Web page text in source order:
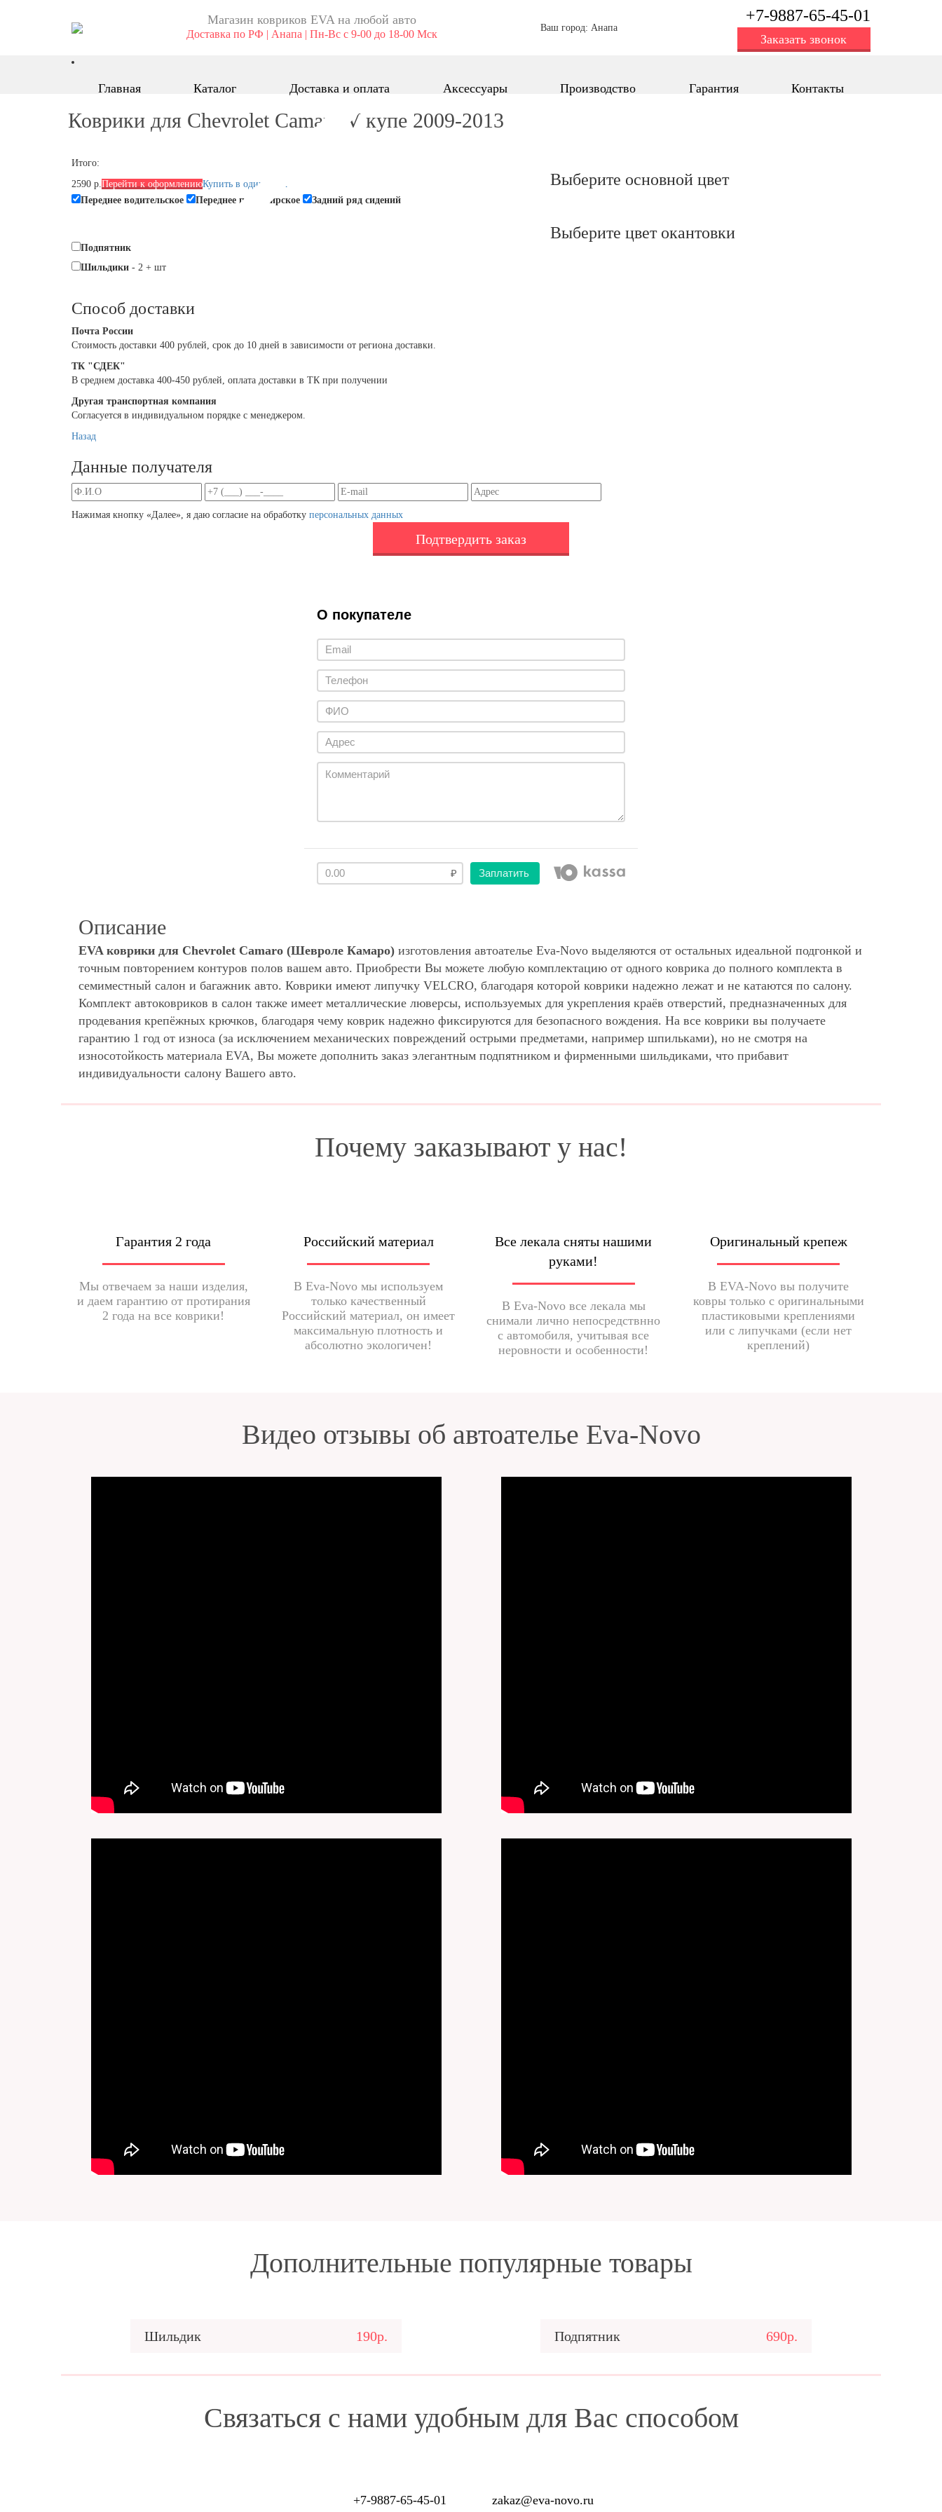
Магазин ковриков EVA ​на любой авто
Доставка по РФ | Анапа | Пн-Вс с 9-00 до 18-00 Мск
Ваш город: Анапа
+7-9887-65-45-01
Заказать звонок
Главная Каталог Доставка и оплата Аксессуары Производство Гарантия Контакты
Коврики для Chevrolet Camaro V купе 2009-2013
Итого:
2590 р.Перейти к оформлениюКупить в один клик
Переднее водительское
Переднее пассажирское Задний ряд сидений
Подпятник
Шильдики - 2 + шт
Выберите oсновной цвет
Выберите цвет окантовки
Способ доставки
Почта России
Cтоимость доставки 400 рублей, срок до 10 дней в зависимости от региона доставки.
ТК "СДЕК"
В среднем доставка 400-450 рублей, оплата доставки в ТК при получении
Другая транспортная компания
Согласуется в индивидуальном порядке с менеджером.
Назад
Данные получателя
Нажимая кнопку «Далее», я даю согласие на обработку персональных данных
Подтвердить заказ
О покупателе
Заплатить
Описание
EVA коврики для Chevrolet Camaro (Шевроле Камаро) изготовления автоателье Eva-Novo выделяются от остальных идеальной подгонкой и
точным повторением контуров полов вашем авто. Приобрести Вы можете любую комплектацию от одного коврика до полного комплекта в
семиместный салон и багажник авто. Коврики имеют липучку VELCRO, благодаря которой коврики надежно лежат и не катаются по салону.
Комплект автоковриков в салон также имеет металлические люверсы, используемых для укрепления краёв отверстий, предназначенных для
продевания крепёжных крючков, благодаря чему коврик надежно фиксируются для безопасного вождения. На все коврики вы получаете
гарантию 1 год от износа (за исключением механических повреждений острыми предметами, например шпильками), но не смотря на
износотойкость материала EVA, Вы можете дополнить заказ элегантным подпятником и фирменными шильдиками, что прибавит
индивидуальности салону Вашего авто.
Почему заказывают у нас!
Гарантия 2 года
Мы отвечаем за наши изделия,
и даем гарантию от протирания
2 года на все коврики!
Российский материал
В Eva-Novo мы используем
только качественный
Российский материал, он имеет
максимальную плотность и
абсолютно экологичен!
Все лекала сняты нашими
руками!
В Eva-Novo все лекала мы
снимали лично непосредствнно
с автомобиля, учитывая все
неровности и особенности!
Оригинальный крепеж
В EVA-Novo вы получите
ковры только с оригинальными
пластиковыми креплениями
или с липучками (если нет
креплений)
Видео отзывы об автоателье Eva-Novo
Дополнительные популярные товары
Шильдик 190р. Подпятник 690р.
Связаться с нами удобным для Вас способом
+7-9887-65-45-01 zakaz@eva-novo.ru